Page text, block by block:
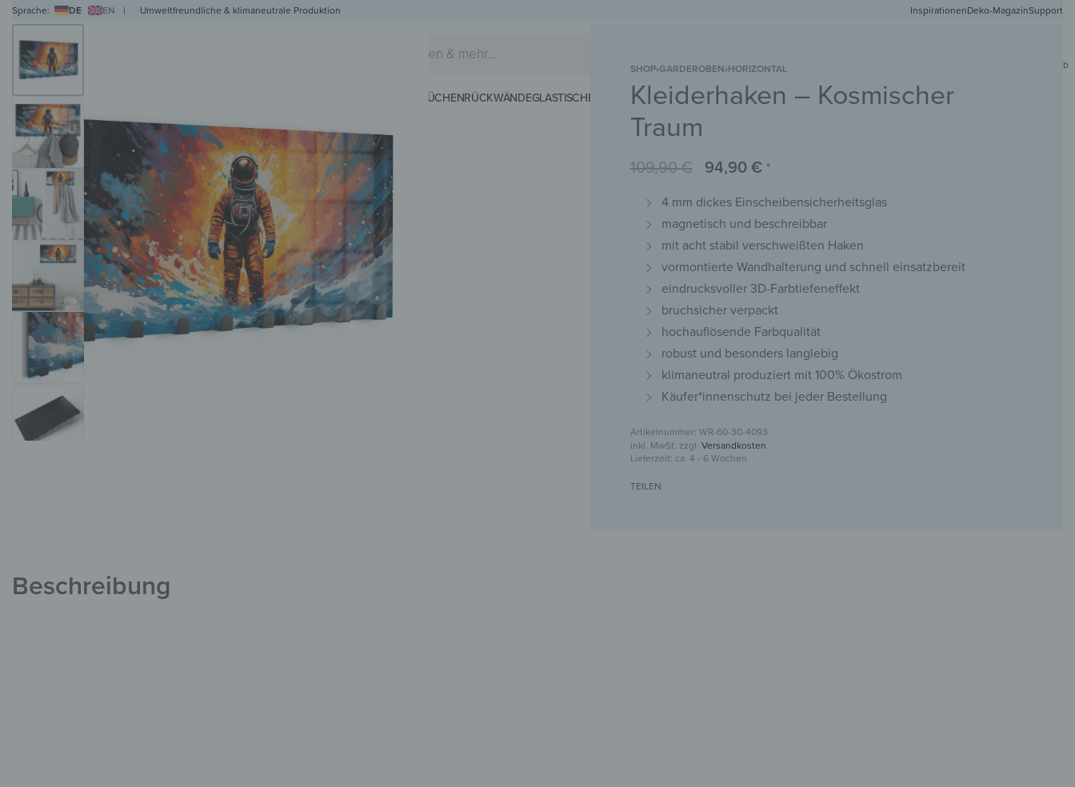
Sprache: DE EN | Umweltfreundliche & klimaneutrale Produktion InspirationenDeko-MagazinSupport
Warenkorb
WANDBILDERWANDUHREN KÜCHENRÜCKWÄNDEGLASTISCHE SCHNEIDEBRETTERMAGNETMATTENSCHLÜSSELBRETTERKREIDETAFELN
SHOP›GARDEROBEN›HORIZONTAL
Kleiderhaken – Kosmischer
Traum
109,90€ 94,90 € *
4 mm dickes Einscheibensicherheitsglas
magnetisch und beschreibbar
mit acht stabil verschweißten Haken
vormontierte Wandhalterung und schnell einsatzbereit
eindrucksvoller 3D-Farbtiefeneffekt
bruchsicher verpackt
hochauflösende Farbqualität
robust und besonders langlebig
klimaneutral produziert mit 100% Ökostrom
Käufer*innenschutz bei jeder Bestellung
WR-60-30-4093
inkl. MwSt. zzgl. Versandkosten
Lieferzeit: ca. 4 - 6 Wochen
TEILEN
Beschreibung